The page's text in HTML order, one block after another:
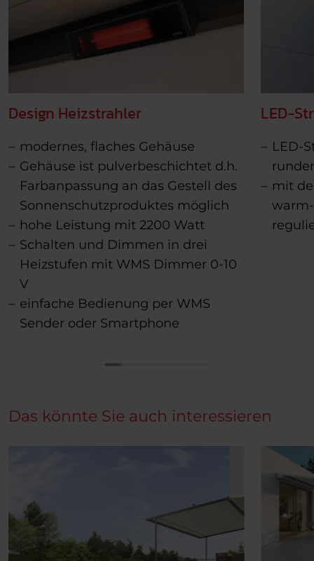
Design Heizstrahler
modernes, flaches Gehäuse
Gehäuse ist pulverbeschichtet d.h.
Farbanpassung an das Gestell des
Sonnenschutzproduktes möglich
hohe Leistung mit 2200 Watt
Schalten und Dimmen in drei
Heizstufen mit WMS Dimmer 0-10
V
einfache Bedienung per WMS
Sender oder Smartphone
LED-
LED-
mit
Das könnte Sie auch interessieren